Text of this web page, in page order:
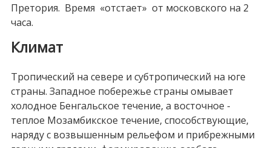
Претория. Время «отстает» от московского на 2
часа.
Климат
Тропический на севере и субтропический на юге
страны. Западное побережье страны омывает
холодное Бенгальское течение, а восточное -
теплое Мозамбикское течение, способствующие,
наряду с возвышенным рельефом и прибрежными